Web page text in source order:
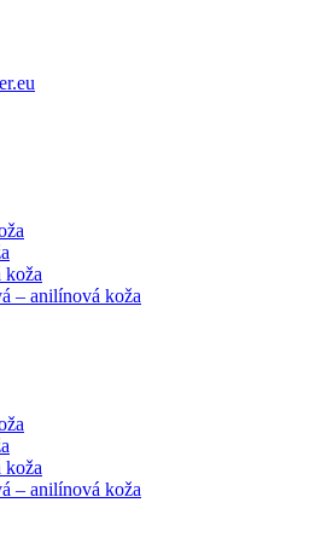
koža
– anilínová koža
koža
– anilínová koža